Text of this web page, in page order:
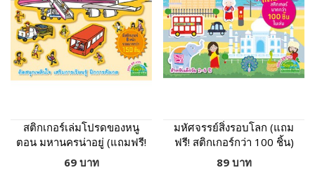
สติกเกอร์เล่มโปรดของหนู
ตอน มหานครน่าอยู่ (แถมฟรี!
สติกเกอร์กว่า 150 ชิ้น)
69 บาท
มหัศจรรย์สิ่งรอบโลก (แถม
ฟรี! สติกเกอร์กว่า 100 ชิ้น)
89 บาท